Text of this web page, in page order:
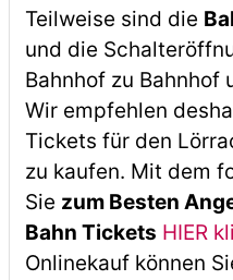
Teilweise sind die
und die
Bahnhof zu Bahnhof
Wir empfehlen
Tickets für den
zu kaufen. Mit dem
Sie zum Besten
Bahn Tickets HIER
Onlinekauf können